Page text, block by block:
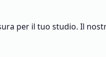
per il tuo studio. Il